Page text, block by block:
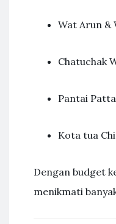
Wat Arun &
Chatuchak
Pantai
Kota tua
Dengan budget
menikmati